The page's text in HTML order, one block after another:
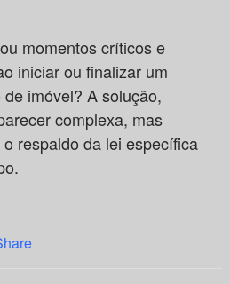
momentos críticos e
iniciar ou finalizar um
imóvel? A solução,
complexa, mas
respaldo da lei específica